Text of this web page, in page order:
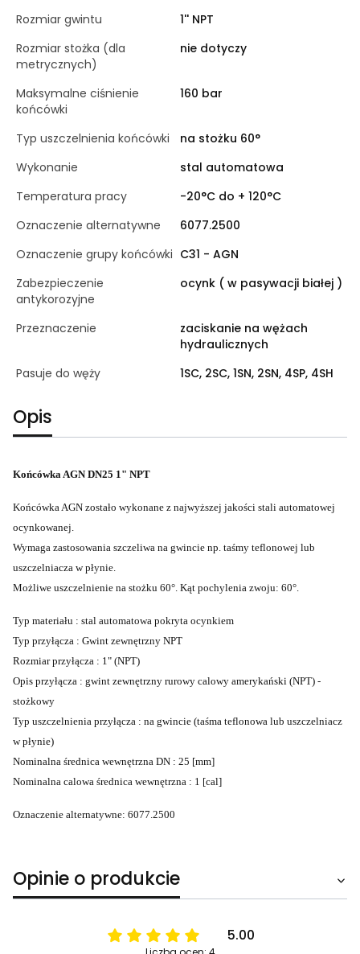
Rozmiar gwintu
1'' NPT
Rozmiar stożka (dla
metrycznych)
nie dotyczy
Maksymalne ciśnienie
końcówki
160 bar
Typ uszczelnienia końcówki
na stożku 60°
Wykonanie
stal automatowa
Temperatura pracy
-20°C do + 120°C
Oznaczenie alternatywne
6077.2500
Oznaczenie grupy końcówki C31 - AGN
Zabezpieczenie
antykorozyjne
ocynk ( w pasywacji białej )
Przeznaczenie
zaciskanie na wężach
hydraulicznych
Pasuje do węży
1SC, 2SC, 1SN, 2SN, 4SP, 4SH
Opis
Końcówka AGN DN25 1" NPT
Końcówka AGN zostało wykonane z najwyższej jakości stali automatowej
ocynkowanej.
Wymaga zastosowania szczeliwa na gwincie np. taśmy teflonowej lub
uszczelniacza w płynie.
Możliwe uszczelnienie na stożku 60°. Kąt pochylenia zwoju: 60°.
Typ materiału : stal automatowa pokryta ocynkiem
Typ przyłącza : Gwint zewnętrzny NPT
Rozmiar przyłącza : 1" (NPT)
Opis przyłącza : gwint zewnętrzny rurowy calowy amerykański (NPT) -
stożkowy
Typ uszczelnienia przyłącza : na gwincie (taśma teflonowa lub uszczelniacz
w płynie)
Nominalna średnica wewnętrzna DN : 25 [mm]
Nominalna calowa średnica wewnętrzna : 1 [cal]
Oznaczenie alternatywne: 6077.2500
Opinie o produkcie
5.00